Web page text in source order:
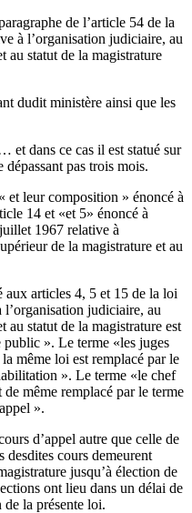
de l’article 54 de la
à l’organisation judiciaire, au
au statut de la magistrature
dudit ministère ainsi que les
et dans ce cas il est statué sur
pas trois mois.
et leur composition » énoncé à
14 et «et 5» énoncé à
1967 relative à
de la magistrature et au
articles 4, 5 et 15 de la loi
judiciaire, au
au statut de la magistrature est
public ». Le terme «les juges
même loi est remplacé par le
». Le terme «le chef
même remplacé par le terme
».
d’appel autre que celle de
desdites cours demeurent
jusqu’à élection de
ont lieu dans un délai de
la présente loi.